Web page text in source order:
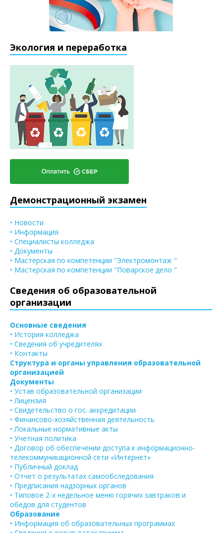
Экология и переработка
Демонстрационный экзамен
• Новости
• Информация
• Специалисты колледжа
• Документы
• Мастерская по компетенции "Электромонтаж "
• Мастерская по компетенции "Поварское дело "
Сведения об образовательной
организации
Основные сведения
• История колледжа
• Сведения об учредителях
• Контакты
Структура и органы управления образовательной
организацией
Документы
• Устав образовательной организации
• Лицензия
• Свидетельство о гос. аккредитации
• Финансово-хозяйственная деятельность
• Локальные нормативные акты
• Учетная политика
• Договор об обеспечении доступа к информационно-
телекоммуникационной сети «Интернет»
• Публичный доклад
• Отчет о результатах самообследования
• Предписания надзорных органов
• Типовое 2-х недельное меню горячих завтраков и
обедов для студентов
Образование
• Информация об образовательных программах